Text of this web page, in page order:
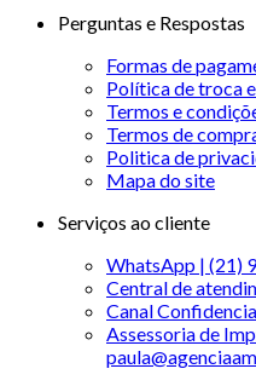
Perguntas e Respostas
Formas de
Política de troca
Termos e
Termos de
Politica de
Mapa do site
Serviços ao cliente
WhatsApp | (21)
Central de
Canal
Assessoria de